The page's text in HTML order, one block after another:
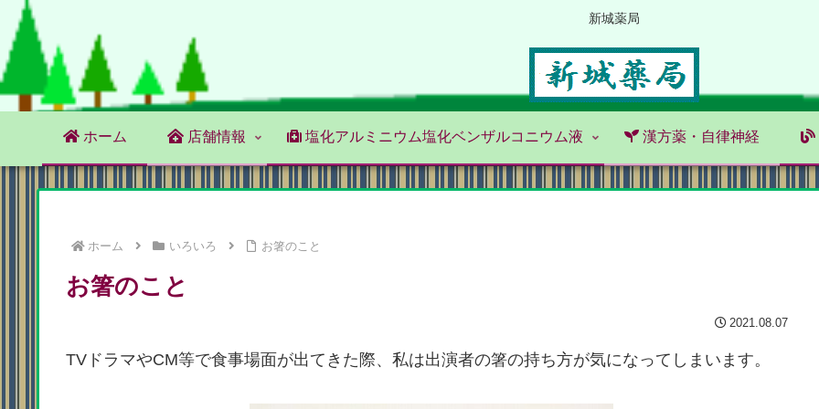
新城薬局
ホーム 店舗情報 塩化アルミニウム塩化ベンザルコニウム液 漢方薬・自律神経
ホーム いろいろ お箸のこと
お箸のこと
2021.08.07
TVドラマやCM等で食事場面が出てきた際、私は出演者の箸の持ち方が気になってしまいます。